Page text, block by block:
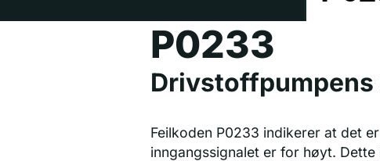
P0233
Feilkoden P0233 indikerer at det
inngangssignalet er for høyt.